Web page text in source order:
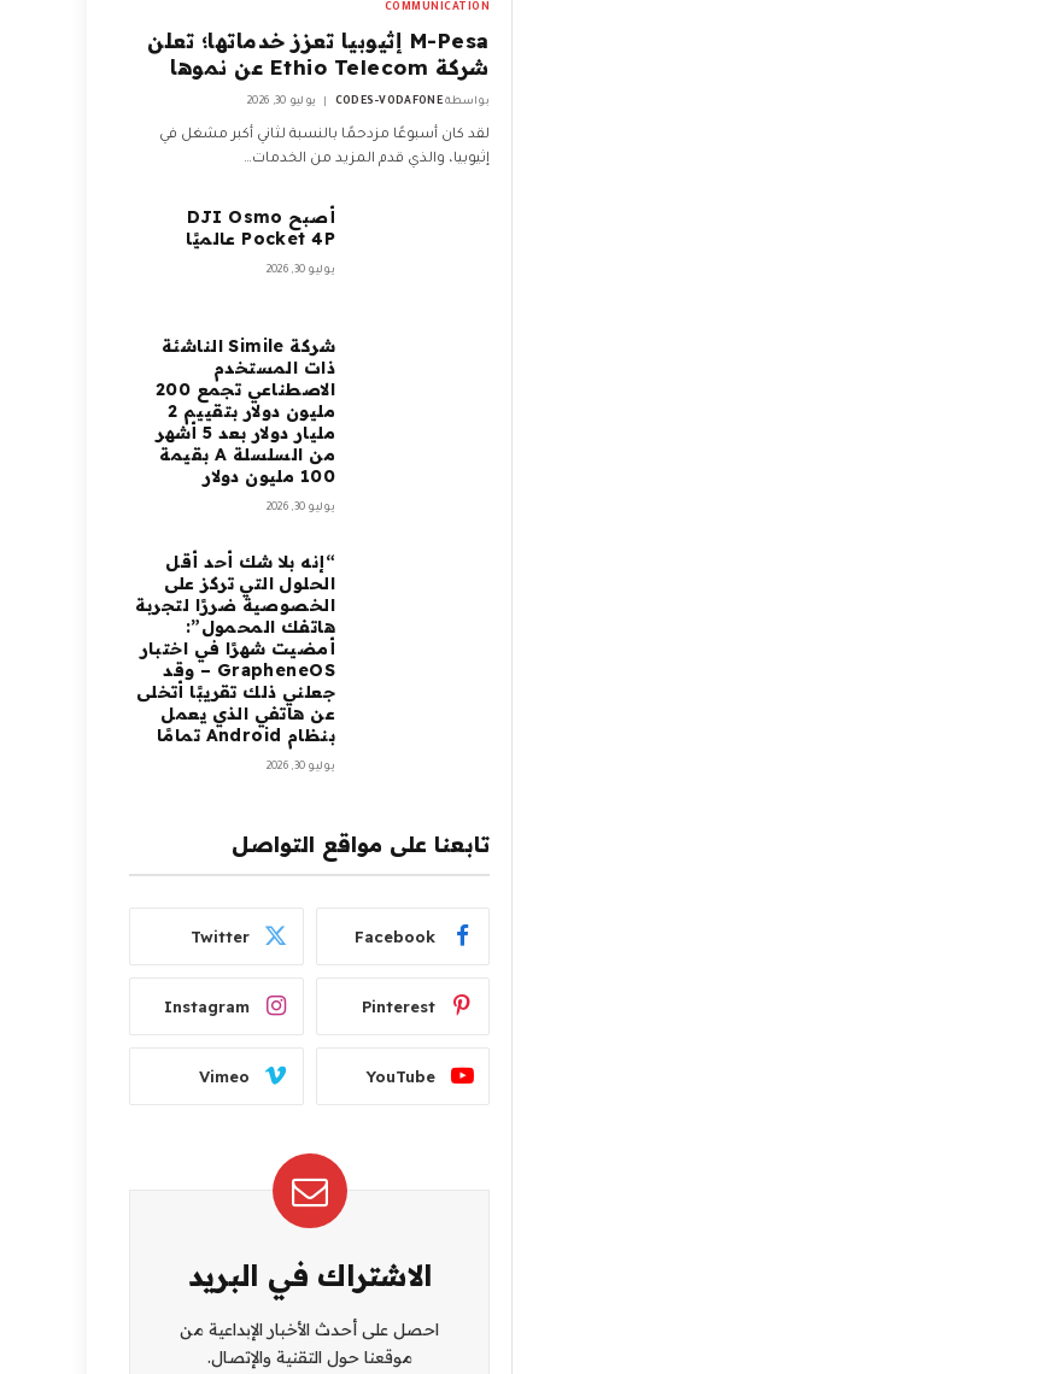
COMMUNICATION
M-Pesa إثيوبيا تعزز خدماتها؛ تعلن
شركة Ethio Telecom عن نموها
بواسطة CODES-VODAFONE يوليو 30, 2026
لقد كان أسبوعًا مزدحمًا بالنسبة لثاني أكبر مشغل في
إثيوبيا، والذي قدم المزيد من الخدمات…
أصبح DJI Osmo
Pocket 4P عالميًا
يوليو 30, 2026
شركة Simile الناشئة
ذات المستخدم
الاصطناعي تجمع 200
مليون دولار بتقييم 2
مليار دولار بعد 5 أشهر
من السلسلة A بقيمة
100 مليون دولار
يوليو 30, 2026
“إنه بلا شك أحد أقل
الحلول التي تركز على
الخصوصية ضررًا لتجربة
هاتفك المحمول”:
أمضيت شهرًا في اختبار
GrapheneOS – وقد
جعلني ذلك تقريبًا أتخلى
عن هاتفي الذي يعمل
بنظام Android تمامًا
يوليو 30, 2026
تابعنا على مواقع التواصل
Facebook
Twitter
Pinterest
Instagram
YouTube
Vimeo
الاشتراك في البريد
احصل على أحدث الأخبار الإبداعية من
موقعنا حول التقنية والإتصال.